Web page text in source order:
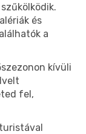
és
a
kívüli
fel,